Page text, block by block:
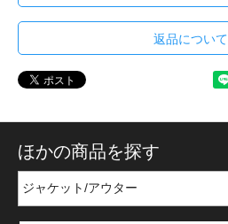
返品について
ほかの商品を探す